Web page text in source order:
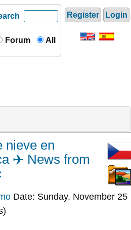
Register Login
Forum All
nieve en
✈️ News from
Date: Sunday, November 25